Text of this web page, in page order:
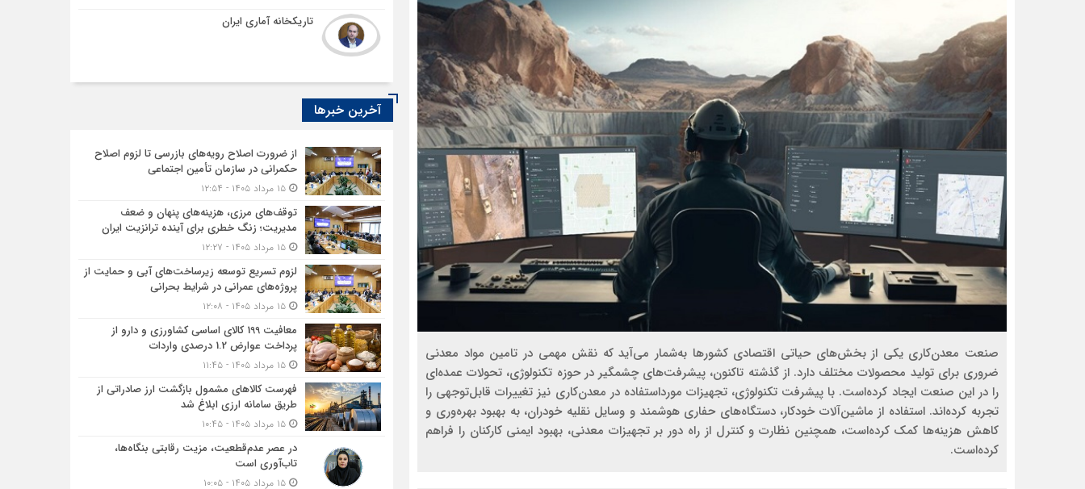
صنعت معدن‌کاری یکی از بخش‌های حیاتی اقتصادی کشورها به‌شمار می‌آید که نقش مهمی در تامین مواد معدنی
ضروری برای تولید محصولات مختلف دارد. از گذشته تاکنون، پیشرفت‌‌‌‌‌های چشمگیر در حوزه تکنولوژی، تحولات عمده‌ای
را در این صنعت ایجاد ‌کرده‌است. با پیشرفت تکنولوژی، تجهیزات مورداستفاده در معدن‌کاری نیز تغییرات قابل‌‌‌‌‌توجهی را
تجربه کرده‌‌‌‌‌اند. استفاده از ماشین‌آلات خودکار، دستگاه‌های حفاری هوشمند و وسایل نقلیه خودران، به بهبود بهره‌‌‌‌‌وری و
کاهش هزینه‌‌‌‌‌ها کمک ‌کرده‌است، همچنین نظارت و کنترل از راه دور بر تجهیزات معدنی، بهبود ایمنی کارکنان را فراهم
کرده‌است.
تاریکخانه آماری ایران
آخرین خبرها
از ضرورت اصلاح رویه‌های بازرسی تا لزوم اصلاح
حکمرانی در سازمان تأمین اجتماعی
۱۵ مرداد ۱۴۰۵ - ۱۲:۵۴
توقف‌های مرزی، هزینه‌های پنهان و ضعف
مدیریت؛ زنگ خطری برای آینده ترانزیت ایران
۱۵ مرداد ۱۴۰۵ - ۱۲:۲۷
لزوم تسریع توسعه زیرساخت‌های آبی و حمایت از
پروژه‌های عمرانی در شرایط بحرانی
۱۵ مرداد ۱۴۰۵ - ۱۲:۰۸
معافیت 199 کالای اساسی کشاورزی و دارو از
پرداخت عوارض 1.2 درصدی واردات
۱۵ مرداد ۱۴۰۵ - ۱۱:۴۵
فهرست کالاهای مشمول بازگشت ارز صادراتی از
طریق سامانه ارزی ابلاغ شد
۱۵ مرداد ۱۴۰۵ - ۱۰:۴۵
در عصر عدم‌قطعیت، مزیت رقابتی بنگاه‌ها،
تاب‌آوری است
۱۵ مرداد ۱۴۰۵ - ۱۰:۰۵